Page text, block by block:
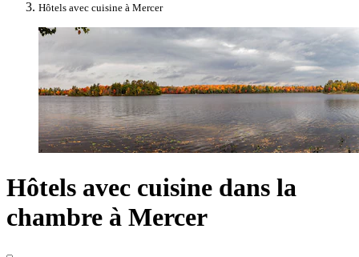
Hôtels avec cuisine à Mercer
Hôtels avec cuisine dans la
chambre à Mercer